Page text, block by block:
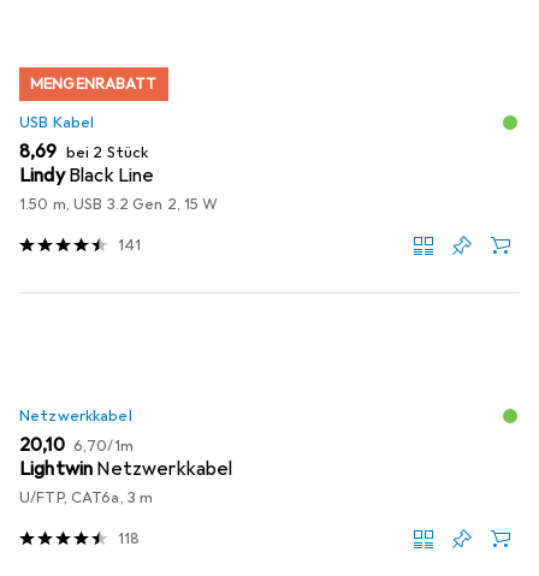
MENGENRABATT
USB Kabel
EUR
8,69 bei 2 Stück
Lindy Black Line
1.50 m, USB 3.2 Gen 2, 15 W
141
Netzwerkkabel
EUR
20,10 EUR
6,70/1m
Lightwin Netzwerkkabel
U/FTP, CAT6a, 3 m
118